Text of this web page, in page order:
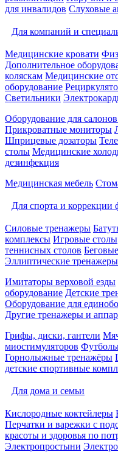
для инвалидов Слуховые
Для компаний и
Медицинские кровати
Дополнительное
коляскам Медицинские
оборудование
Светильники
Оборудование для
Прикроватные мониторы
Шприцевые дозаторы
столы Медицинские
дезинфекция
Медицинская мебель
Для спорта и коррекции
Силовые тренажеры
комплексы Игровые столы
теннисных столов
Эллиптические тренажеры
Имитаторы верховой езды
оборудование Детские
Оборудование для
Другие тренажеры и
Грифы, диски, гантели
миостимуляторов
Горнолыжные тренажёры
детские спортивные
Для дома и семьи
Кислородные коктейлеры
Перчатки и варежки с
красоты и здоровья по
Электропростыни